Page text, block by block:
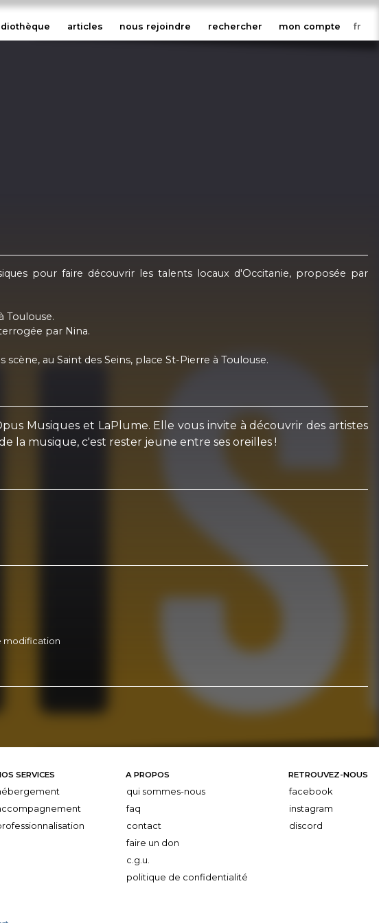
articles nous rejoindre rechercher mon compte
pour faire découvrir les talents locaux d'Occitanie, proposée par
Toulouse.
par Nina.
au Saint des Seins, place St-Pierre à Toulouse.
Musiques et LaPlume. Elle vous invite à découvrir des artistes
la musique, c'est rester jeune entre ses oreilles !
modification
SERVICES A PROPOS
qui sommes-nous
faq
contact
faire un don
c.g.u.
politique de confidentialité
RETROUVEZ-NOUS
facebook
instagram
discord